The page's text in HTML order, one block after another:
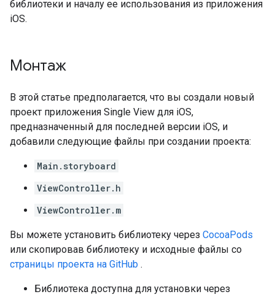
библиотеки и началу ее использования из приложения
iOS.
Монтаж
В этой статье предполагается, что вы создали новый
проект приложения Single View для iOS,
предназначенный для последней версии iOS, и
добавили следующие файлы при создании проекта:
Main.storyboard
ViewController.h
ViewController.m
Вы можете установить библиотеку через CocoaPods
или скопировав библиотеку и исходные файлы со
страницы проекта на GitHub .
Библиотека доступна для установки через